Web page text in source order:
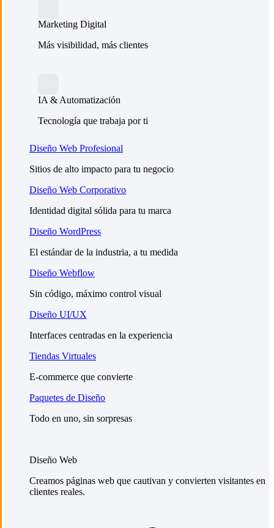
Marketing Digital
Más visibilidad, más clientes
IA & Automatización
Tecnología que trabaja por ti
Diseño Web Profesional
Sitios de alto impacto para tu negocio
Diseño Web Corporativo
Identidad digital sólida para tu marca
Diseño WordPress
El estándar de la industria, a tu medida
Diseño Webflow
Sin código, máximo control visual
Diseño UI/UX
Interfaces centradas en la experiencia
Tiendas Virtuales
E-commerce que convierte
Paquetes de Diseño
Todo en uno, sin sorpresas
Diseño Web
Creamos páginas web que cautivan y convierten visitantes en
clientes reales.